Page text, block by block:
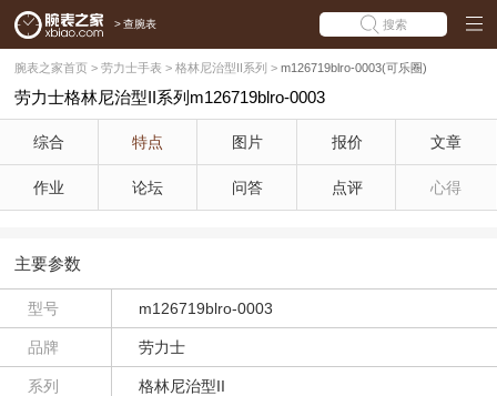
> 查腕表 搜索
腕表之家首页 > 劳力士手表 > 格林尼治型II系列 > m126719blro-0003(可乐圈)
劳力士格林尼治型II系列m126719blro-0003
综合 特点 图片 报价 文章
作业 论坛 问答 点评 心得
主要参数
型号 m126719blro-0003
品牌 劳力士
系列 格林尼治型II